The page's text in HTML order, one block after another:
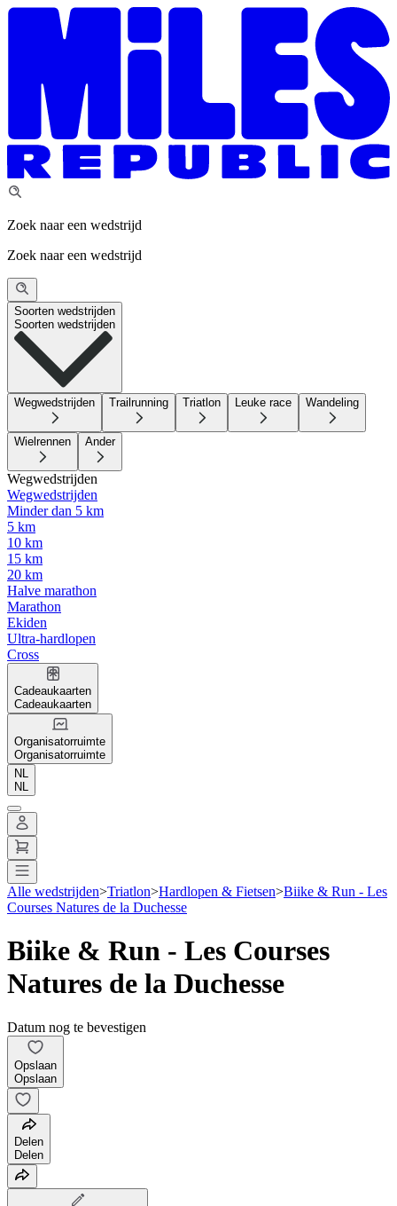
Zoek naar een wedstrijd
Zoek naar een wedstrijd
Soorten wedstrijden
Soorten wedstrijden
Wegwedstrijden Trailrunning Triatlon Leuke race Wandeling
Wielrennen Ander
Wegwedstrijden
Wegwedstrijden
Minder dan 5 km
5 km
10 km
15 km
20 km
Halve marathon
Marathon
Ekiden
Ultra-hardlopen
Cross
Cadeaukaarten
Cadeaukaarten
Organisatorruimte
Organisatorruimte
NL
NL
Alle wedstrijden>Triatlon>Hardlopen & Fietsen>Biike & Run - Les
Courses Natures de la Duchesse
Biike & Run - Les Courses
Natures de la Duchesse
Datum nog te bevestigen
Opslaan
Opslaan
Delen
Delen